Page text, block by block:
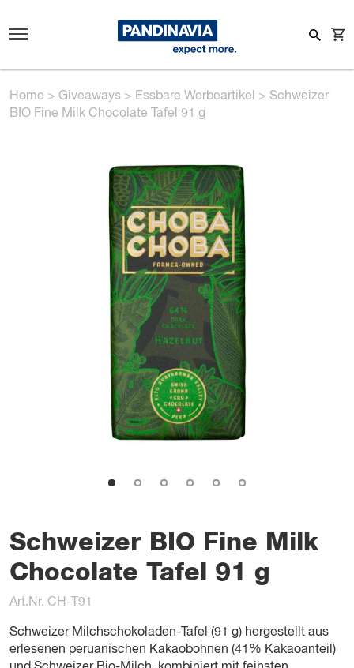
Home > Giveaways > Essbare Werbeartikel > Schweizer
BIO Fine Milk Chocolate Tafel 91 g
Schweizer BIO Fine Milk
Chocolate Tafel 91 g
Art.Nr. CH-T91
Schweizer Milchschokoladen-Tafel (91 g) hergestellt aus
erlesenen peruanischen Kakaobohnen (41% Kakaoanteil)